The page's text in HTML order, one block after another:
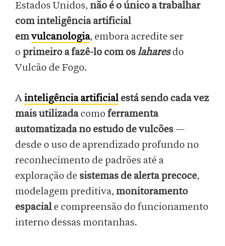
Estados Unidos, não é o único a trabalhar
com inteligência artificial
emvulcanologia, embora acredite ser
o primeiro a fazê-lo com oslaharesdo
Vulcão de Fogo.
A inteligência artificial está sendo cada vez
mais utilizadacomo ferramenta
automatizada no estudo de vulcões —
desde o uso de aprendizado profundo no
reconhecimento de padrões até a
exploração de sistemas de alerta precoce,
modelagem preditiva, monitoramento
espacial e compreensão do funcionamento
interno dessas montanhas.